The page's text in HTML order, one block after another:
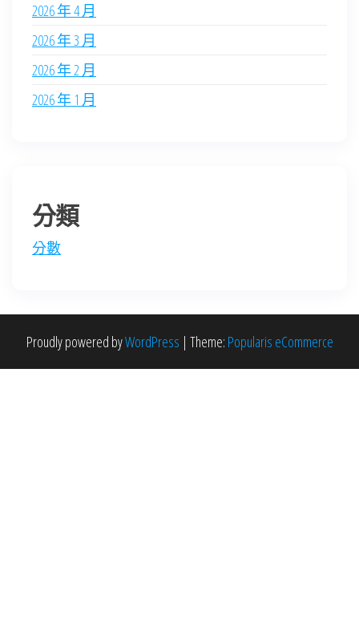
2026 年 4 月
2026 年 3 月
2026 年 2 月
2026 年 1 月
分類
分數
Proudly powered byWordPress | Theme: Popularis eCommerce